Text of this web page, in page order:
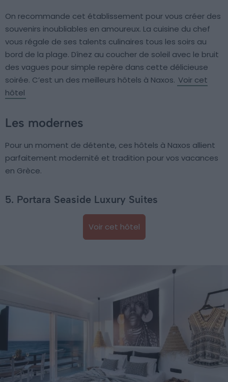
On recommande cet établissement pour vous créer des
souvenirs inoubliables en amoureux. La cuisine du chef
vous régale de ses talents culinaires tous les soirs au
bord de la plage. Dînez au coucher de soleil avec le bruit
des vagues pour simple repère dans cette délicieuse
soirée. C’est un des meilleurs hôtels à Naxos. Voir cet
hôtel
Les modernes
Pour un moment de détente, ces hôtels à Naxos allient
parfaitement modernité et tradition pour vos vacances
en Grèce.
5. Portara Seaside Luxury Suites
Voir cet hôtel